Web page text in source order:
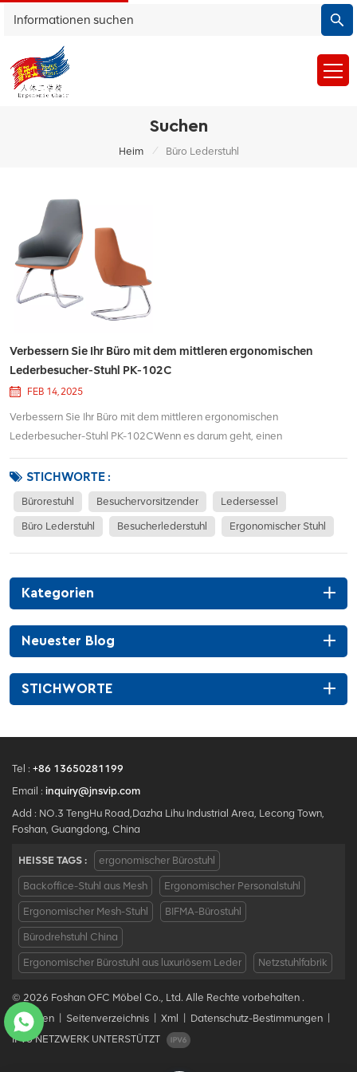
Suchen
Heim / Büro Lederstuhl
Verbessern Sie Ihr Büro mit dem mittleren ergonomischen
Lederbesucher-Stuhl PK-102C
FEB 14, 2025
Verbessern Sie Ihr Büro mit dem mittleren ergonomischen
Lederbesucher-Stuhl PK-102CWenn es darum geht, einen
Detail von Bedeutung. Der Mittlerer Rücken ergonomischer Leder
Besucherstuhl PK-102C ist eine hervorragende Ergänzung fü...
STICHWORTE :
Bürorestuhl Besuchervorsitzender Ledersessel
Büro Lederstuhl Besucherlederstuhl Ergonomischer Stuhl
Kategorien
Neuester Blog
STICHWORTE
Tel : +86 13650281199
Email : inquiry@jnsvip.com
Add : NO.3 TengHu Road,Dazha Lihu Industrial Area, Lecong Town,
Foshan, Guangdong, China
HEISSE TAGS : ergonomischer Bürostuhl
Backoffice-Stuhl aus Mesh Ergonomischer Personalstuhl
Ergonomischer Mesh-Stuhl BIFMA-Bürostuhl
Bürodrehstuhl China
Ergonomischer Bürostuhl aus luxuriösem Leder Netzstuhlfabrik
© 2026 Foshan OFC Möbel Co., Ltd. Alle Rechte vorbehalten .
Bloggen
Seitenverzeichnis Xml Datenschutz-Bestimmungen
IPv6 NETZWERK UNTERSTÜTZT